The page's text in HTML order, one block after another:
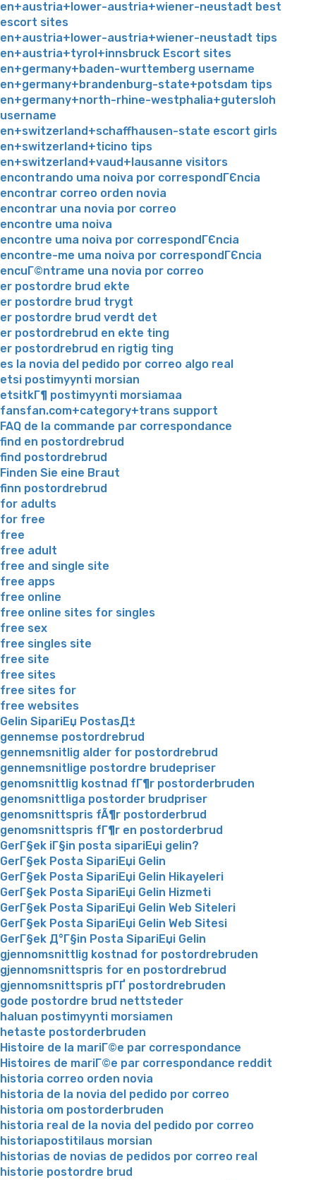
en+austria+lower-austria+wiener-neustadt best
escort sites
en+austria+lower-austria+wiener-neustadt tips
en+austria+tyrol+innsbruck Escort sites
en+germany+baden-wurttemberg username
en+germany+brandenburg-state+potsdam tips
en+germany+north-rhine-westphalia+gutersloh
username
en+switzerland+schaffhausen-state escort girls
en+switzerland+ticino tips
en+switzerland+vaud+lausanne visitors
encontrando uma noiva por correspondГЄncia
encontrar correo orden novia
encontrar una novia por correo
encontre uma noiva
encontre uma noiva por correspondГЄncia
encontre-me uma noiva por correspondГЄncia
encuГ©ntrame una novia por correo
er postordre brud ekte
er postordre brud trygt
er postordre brud verdt det
er postordrebrud en ekte ting
er postordrebrud en rigtig ting
es la novia del pedido por correo algo real
etsi postimyynti morsian
etsitkГ¶ postimyynti morsiamaa
fansfan.com+category+trans support
FAQ de la commande par correspondance
find en postordrebrud
find postordrebrud
Finden Sie eine Braut
finn postordrebrud
for adults
for free
free
free adult
free and single site
free apps
free online
free online sites for singles
free sex
free singles site
free site
free sites
free sites for
free websites
Gelin SipariЕџ PostasД±
gennemse postordrebrud
gennemsnitlig alder for postordrebrud
gennemsnitlige postordre brudepriser
genomsnittlig kostnad fГ¶r postorderbruden
genomsnittliga postorder brudpriser
genomsnittspris fÃ¶r postorderbrud
genomsnittspris fГ¶r en postorderbrud
GerГ§ek iГ§in posta sipariЕџi gelin?
GerГ§ek Posta SipariЕџi Gelin
GerГ§ek Posta SipariЕџi Gelin Hikayeleri
GerГ§ek Posta SipariЕџi Gelin Hizmeti
GerГ§ek Posta SipariЕџi Gelin Web Siteleri
GerГ§ek Posta SipariЕџi Gelin Web Sitesi
GerГ§ek Д°Г§in Posta SipariЕџi Gelin
gjennomsnittlig kostnad for postordrebruden
gjennomsnittspris for en postordrebrud
gjennomsnittspris pГҐ postordrebruden
gode postordre brud nettsteder
haluan postimyynti morsiamen
hetaste postorderbruden
Histoire de la mariГ©e par correspondance
Histoires de mariГ©e par correspondance reddit
historia correo orden novia
historia de la novia del pedido por correo
historia om postorderbruden
historia real de la novia del pedido por correo
historiapostitilaus morsian
historias de novias de pedidos por correo real
historie postordre brud